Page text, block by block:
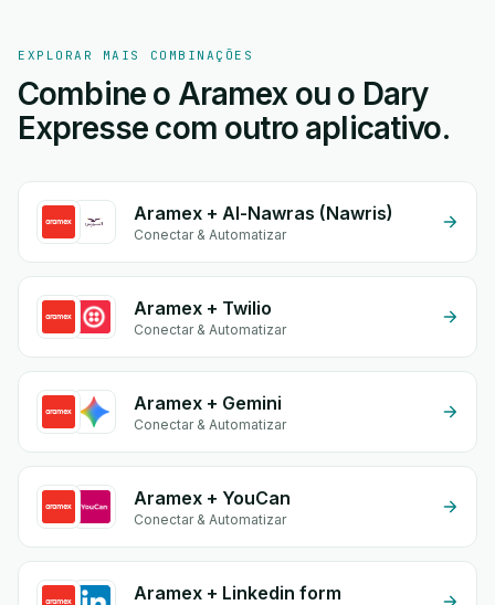
EXPLORAR MAIS COMBINAÇÕES
Combine o Aramex ou o Dary
Expresse com outro aplicativo.
Aramex + Al-Nawras (Nawris)
Conectar & Automatizar
Aramex + Twilio
Conectar & Automatizar
Aramex + Gemini
Conectar & Automatizar
Aramex + YouCan
Conectar & Automatizar
Aramex + Linkedin form